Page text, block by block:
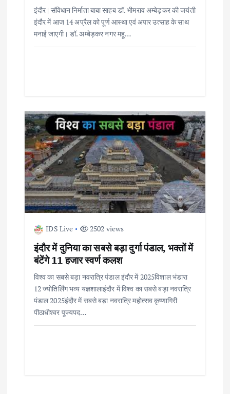
इंदौर | संविधान निर्माता बाबा साहब डॉ. भीमराव अम्बेड़कर की जयंती
इंदौर में आज 14 अप्रैल को पूर्ण आस्था एवं अपार उत्साह के साथ
मनाई जाएगी। डॉ. अम्बेड़कर नगर महू…
IDS Live 2502 views
इंदौर में दुनिया का सबसे बड़ा दुर्गा पंडाल, भक्तों में
बंटेंगे 11 हजार स्वर्ण कलश
विश्व का सबसे बड़ा नवरात्रि पंडाल इंदौर में 2025विशाल भंडारा
12 ज्योतिर्लिंग भव्य यज्ञशालाइंदौर में विश्व का सबसे बड़ा नवरात्रि
पंडाल 2025इंदौर में सबसे बड़ा नवरात्रि महोत्सव कृष्णागिरी
पीठाधीश्वर पूज्यपद…